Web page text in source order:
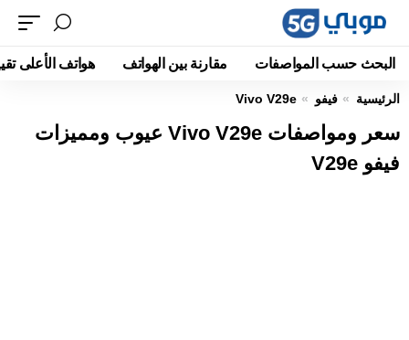
البحث حسب المواصفات مقارنة بين الهواتف هواتف الأعلى
الرئيسية فيفو Vivo V29e
سعر ومواصفات Vivo V29e عيوب ومميزات
فيفو V29e